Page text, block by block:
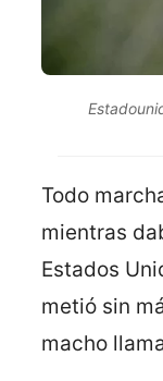
Todo
mientras
Estados
metió sin
macho